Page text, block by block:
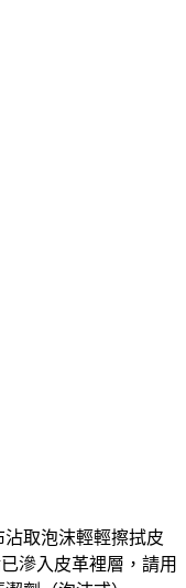
沾取泡沫輕輕擦拭皮
滲入皮革裡層，請用